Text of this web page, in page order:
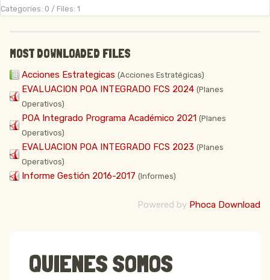
Categories: 0 / Files: 1
MOST DOWNLOADED FILES
Acciones Estrategicas (Acciones Estratégicas)
EVALUACION POA INTEGRADO FCS 2024 (Planes
Operativos)
POA Integrado Programa Académico 2021 (Planes
Operativos)
EVALUACION POA INTEGRADO FCS 2023 (Planes
Operativos)
Informe Gestión 2016-2017 (Informes)
Powered by Phoca Download
QUIENES SOMOS